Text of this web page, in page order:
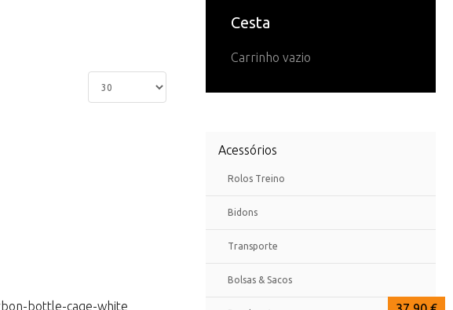
Cesta
Carrinho vazio
Acessórios
Rolos Treino
Bidons
Transporte
Bolsas & Sacos